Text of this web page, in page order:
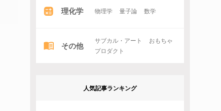
理化学 物理学 量子論 数学
その他 サブカル・アート
おもちゃ
プロダクト
人気記事ランキング